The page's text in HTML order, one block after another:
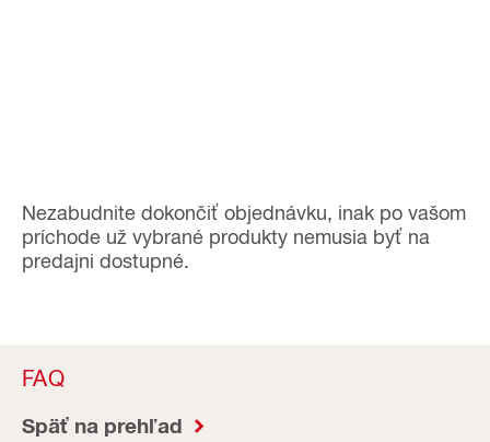
Nezabudnite dokončiť objednávku, inak po vašom
príchode už vybrané produkty nemusia byť na
predajni dostupné.
FAQ
Späť na prehľad